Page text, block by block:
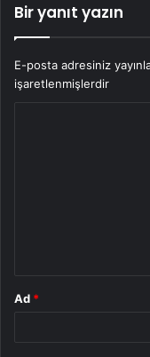
Bir yanıt yazın
E-posta adresiniz
işaretlenmişlerdir
Ad *